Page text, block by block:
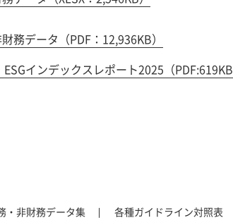
務データ（PDF：12,936KB）
ESGインデックスレポート2025（PDF:619KB
・非財務データ集 各種ガイドライン対照表